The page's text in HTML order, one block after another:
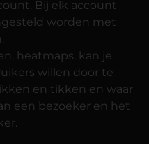
Bij elk account
worden met
heatmaps, kan je
willen door te
en tikken en waar
een bezoeker en het